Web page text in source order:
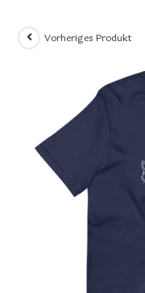
Vorheriges Produkt